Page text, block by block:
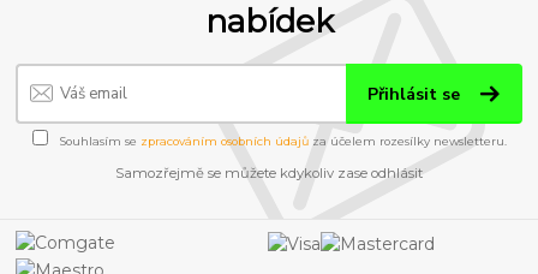
nabídek
Přihlásit se
Souhlasím se zpracováním osobních údajůza účelem rozesílky newsletteru.
Samozřejmě se můžete kdykoliv zase odhlásit